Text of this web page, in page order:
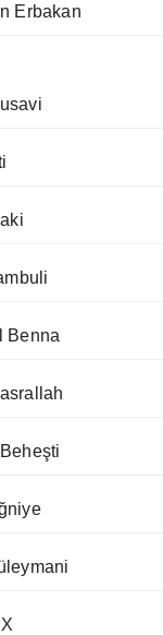
Erbakan
Benna